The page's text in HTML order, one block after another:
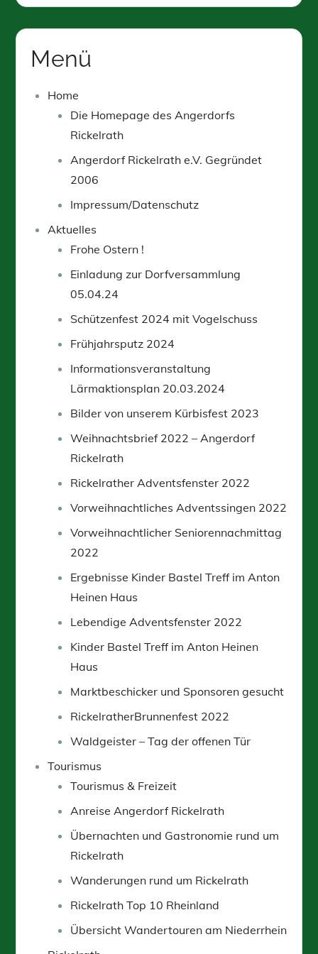
Menü
Home
Die Homepage des Angerdorfs
Rickelrath
Angerdorf Rickelrath e.V. Gegründet
2006
Impressum/Datenschutz
Aktuelles
Frohe Ostern !
Einladung zur Dorfversammlung
05.04.24
Schützenfest 2024 mit Vogelschuss
Frühjahrsputz 2024
Informationsveranstaltung
Lärmaktionsplan 20.03.2024
Bilder von unserem Kürbisfest 2023
Weihnachtsbrief 2022 – Angerdorf
Rickelrath
Rickelrather Adventsfenster 2022
Vorweihnachtliches Adventssingen 2022
Vorweihnachtlicher Seniorennachmittag
2022
Ergebnisse Kinder Bastel Treff im Anton
Heinen Haus
Lebendige Adventsfenster 2022
Kinder Bastel Treff im Anton Heinen
Haus
Marktbeschicker und Sponsoren gesucht
RickelratherBrunnenfest 2022
Waldgeister – Tag der offenen Tür
Tourismus
Tourismus & Freizeit
Anreise Angerdorf Rickelrath
Übernachten und Gastronomie rund um
Rickelrath
Wanderungen rund um Rickelrath
Rickelrath Top 10 Rheinland
Übersicht Wandertouren am Niederrhein